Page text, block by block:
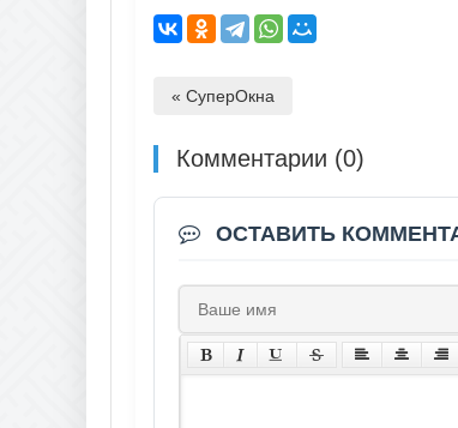
« СуперОкна
Комментарии (0)
ОСТАВИТЬ